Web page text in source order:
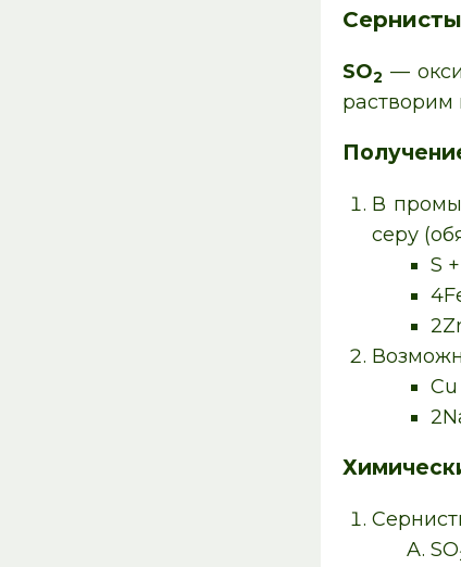
SO2 —
растворим
В
серу
S
Cu
SO